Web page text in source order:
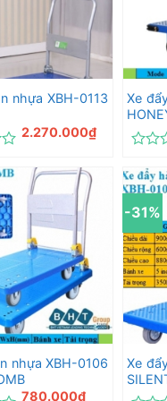
nhựa XBH-0113
2.270.000₫
Xe
xếp
hạng
5
sao
nhựa XBH-0106
780.000₫
-31%
Xe